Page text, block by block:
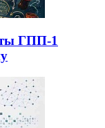
ГПП-1